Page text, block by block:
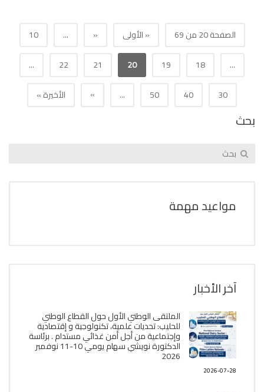
الصفحة 20 من 69 « الأولى «
...
10
...
18
19
20
21
22
...
30
40
50
...
» الأخيرة »
بحث
مواعيد مهمة
آخر الأخبار
الملتقى الوطني الأول حول القطاع الوطني
للحليب: تحديات علمية، تكنولوجية و إقتصادية
وإجتماعية من أجل أمن غذائي مستدام . برئاسة
الدكتورة نويشي سهام يومي 10-11 نوفمبر
2026
2026-07-28